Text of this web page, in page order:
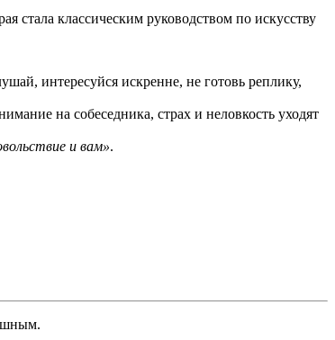
стала классическим руководством по искусству
интересуйся искренне, не готовь реплику,
на собеседника, страх и неловкость уходят
и вам».